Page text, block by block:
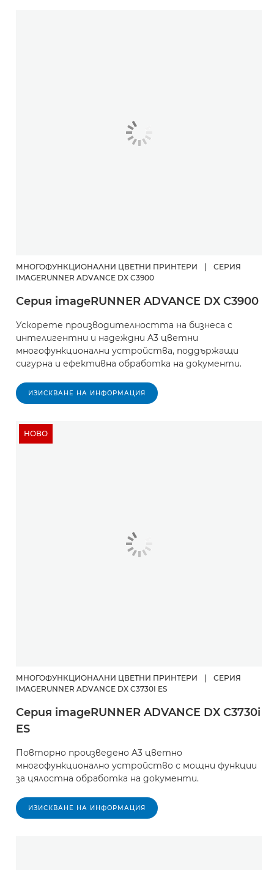
МНОГОФУНКЦИОНАЛНИ ЦВЕТНИ ПРИНТЕРИ
СЕРИЯ
IMAGERUNNER ADVANCE DX C3900
Серия imageRUNNER ADVANCE DX C3900
Ускорете производителността на бизнеса с
интелигентни и надеждни A3 цветни
многофункционални устройства, поддържащи
сигурна и ефективна обработка на документи.
ИЗИСКВАНЕ НА ИНФОРМАЦИЯ
НОВО
МНОГОФУНКЦИОНАЛНИ ЦВЕТНИ ПРИНТЕРИ
СЕРИЯ
IMAGERUNNER ADVANCE DX C3730I ES
Серия imageRUNNER ADVANCE DX C3730i
ES
Повторно произведено A3 цветно
многофункционално устройство с мощни функции
за цялостна обработка на документи.
ИЗИСКВАНЕ НА ИНФОРМАЦИЯ